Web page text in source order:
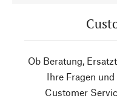
Ob Beratung,
Ihre Fragen
Customer